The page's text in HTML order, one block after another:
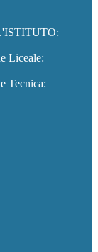
Liceale:
Tecnica: